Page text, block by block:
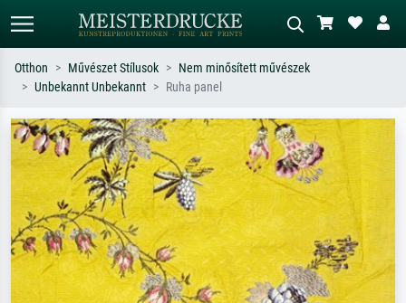
Keressen művész, műcím vagy stílus
szerint – pl. Monet, Csillagos éj,
impresszionizmus, Hokusai-hullám,
akt.
Írja le a jelenetet – pl. zöld rét, sok
piros absztrakt, sötét olajkép, álló akt
egy fa mellett.
Otthon Művészet Stílusok
Nem minősített művészek
Unbekannt Unbekannt
Ruha panel